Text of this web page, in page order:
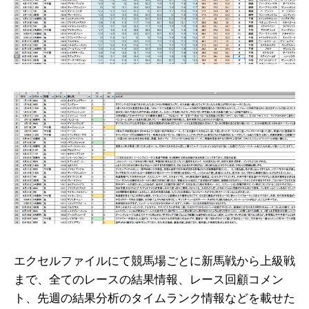
エクセルファイルにて競馬場ごとに新馬戦から上級戦
まで、全てのレースの結果情報、レース回顧コメン
ト、先週の結果分析のタイムランク情報などを載せた